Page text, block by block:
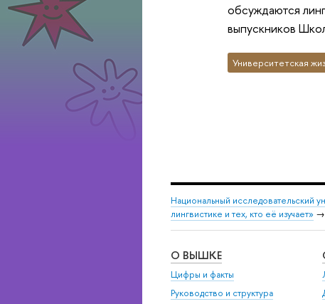
обсуждаются
выпускников
Университетская
Национальный исследовательский
лингвистике и тех, кто её изучает» →
О ВЫШКЕ
Цифры и факты
Руководство и структура